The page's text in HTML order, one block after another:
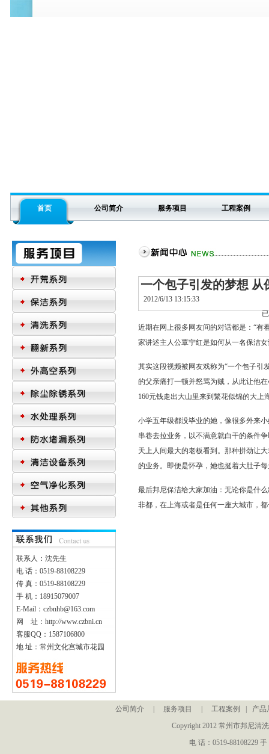
首页 公司简介 服务项目 工程案例
联系人：沈先生
电 话：0519-88108229
传 真：0519-88108229
手 机：18915079007
E-Mail：czbnhb@163.com
网 址：http://www.czbni.cn
客服QQ：1587106800
地 址：常州文化宫城市花园
一个包子引发的梦想 从
2012/6/13 13:15:33
近期在网上很多网友间的对话都是：“有
家讲述主人公覃宁红是如何从一名保洁女
其实这段视频被网友戏称为“一个包子引
的父亲痛打一顿并怒骂为贼，从此让他
160元钱走出大山里来到繁花似锦的大上
小学五年级都没毕业的她，像很多外来
串巷去拉业务，以不满意就白干的条件
天上人间最大的老板看到。那种拼劲让
的业务。即便是怀孕，她也挺着大肚子
最后邦尼保洁给大家加油：无论你是什
非都，在上海或者是任何一座大城市，
公司简介 服务项目 工程案例
产品
Copyright 2012 常州市邦尼清
电 话：0519-88108229